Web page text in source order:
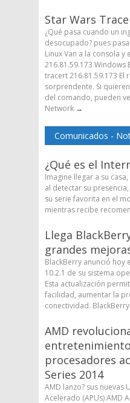
Star Wars
¿Qué pasa cuando un
desocupado? pues
Linux Van a la consola
216.81.59.173 Windows
tracert 216.81.59.173 El
sorprendente. Si
del comando, pueden
Network →
Comunicados -
¿Qué es el
Imagine llegar a su
al detectar su
su serie favorita en el
mientras recibe
Llega
grandes
BlackBerry anunció hoy
10.2.1 de su sistema
Esta actualización
facilidad, aumentar la
conectividad.
AMD
procesadores
Series 2014
AMD lanzo? sus nuevas
Acelerado (APUs) AMD